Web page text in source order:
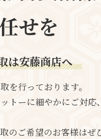
せを
は安藤商店へ
を行っております。
トーに細やかにご対応
のご希望のお客様はぜ